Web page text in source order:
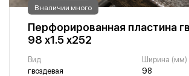
В наличии много
Перфорированная пластина
98 х1.5 х252
Вид
гвоздевая
Ширина (мм)
98